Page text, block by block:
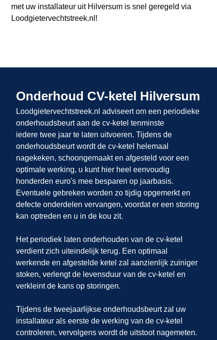
met uw installateur uit Hilversum is snel geregeld via
Loodgietervechtstreek.nl !
Onderhoud CV-ketel Hilversum
Loodgietervechtstreek.nl adviseert om een periodieke
onderhoudsbeurt aan de cv-ketel tenminste
iedere twee jaar te laten uitvoeren. Tijdens de
onderhoudsbeurt wordt de cv-ketel helemaal
nagekeken, schoongemaakt en afgesteld voor een
optimale werking, u kunt hier heel eenvoudig
honderden euro's mee besparen op jaarbasis.
Eventuele gebreken worden zo tijdig opgemerkt en
defecte onderdelen vervangen, voordat er een storing
kan optreden en u in de kou zit.
Het periodiek laten onderhouden van de cv-ketel
verdient zich uiteindelijk terug. Een optimaal
werkende en afgestelde ketel zal aanzienlijk zuiniger
stoken, verlengt de levensduur van de cv-ketel en
verkleint de kans op storingen.
Tijdens de tweejaarlijkse onderhoudsbeurt zal uw
installateur als eerste de werking van de cv-ketel
controleren, vervolgens wordt de uitstoot nagemeten.